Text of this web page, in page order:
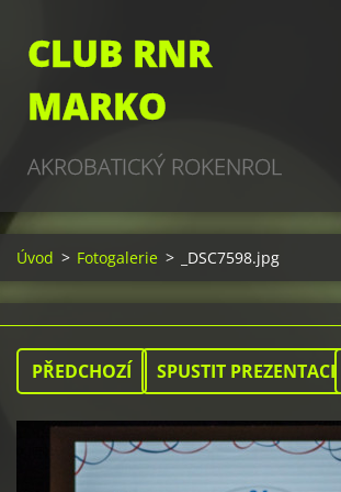
CLUB RNR
MARKO
AKROBATICKÝ ROKENROL
Úvod > Fotogalerie > _DSC7598.jpg
PŘEDCHOZÍ SPUSTIT PREZENTACI